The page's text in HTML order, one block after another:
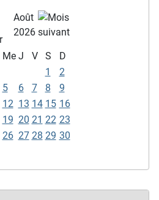
Août
2026
Me J V S
D
1
2
5 6 7 8
9
12 13 14 15 16
19 20 21 22 23
26 27 28 29 30